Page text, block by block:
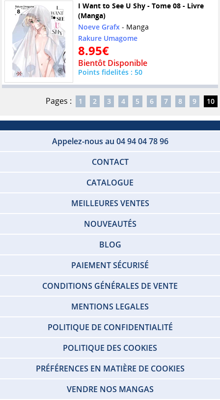
I Want to See U Shy - Tome 08 - Livre
(Manga)
Noeve Grafx- Manga
Rakure Umagome
8.95€
Bientôt Disponible
Points fidelités : 50
Pages : 1 2 3 4 5 6 7 8 9 10
Appelez-nous au 04 94 04 78 96
CONTACT
CATALOGUE
MEILLEURES VENTES
NOUVEAUTÉS
BLOG
PAIEMENT SÉCURISÉ
CONDITIONS GÉNÉRALES DE VENTE
MENTIONS LEGALES
POLITIQUE DE CONFIDENTIALITÉ
POLITIQUE DES COOKIES
PRÉFÉRENCES EN MATIÈRE DE COOKIES
VENDRE NOS MANGAS